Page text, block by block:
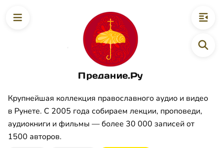
Предание.Ру
Крупнейшая коллекция православного аудио и видео
в Рунете. С 2005 года собираем лекции, проповеди,
аудиокниги и фильмы — более 30 000 записей от
1500 авторов.